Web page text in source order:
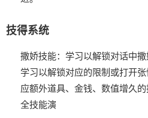
技得系统
撒娇技能：学习以解锁对话中撒
学习以解锁对应的限制或打开张
应额外道具、金钱、数值增久的
全技能演